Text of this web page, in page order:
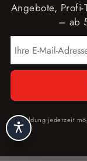
Angebote,
– ab
Abmeldung jederzeit